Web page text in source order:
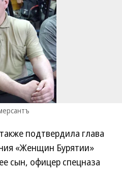
подтвердила глава
«Женщин Бурятии»
сын, офицер спецназа